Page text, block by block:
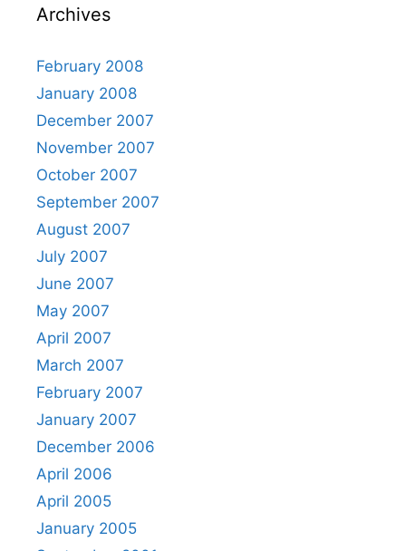
Archives
February 2008
January 2008
December 2007
November 2007
October 2007
September 2007
August 2007
July 2007
June 2007
May 2007
April 2007
March 2007
February 2007
January 2007
December 2006
April 2006
April 2005
January 2005